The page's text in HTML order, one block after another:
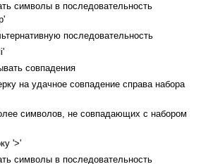
символы в последовательность
последовательность
совпадения
на удачное совпадение справа набора
символов, не совпадающих с набором
'>'
символы в последовательность